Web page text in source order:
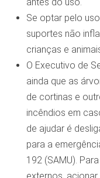
Se optar pelo
suportes não
crianças e
O Executivo de
ainda que as
de cortinas e
incêndios em
de ajudar é
para a
192 (SAMU).